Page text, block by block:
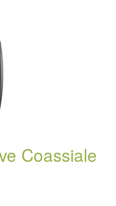
Coassiale